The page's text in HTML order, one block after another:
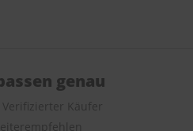
genau
Verifizierter Käufer